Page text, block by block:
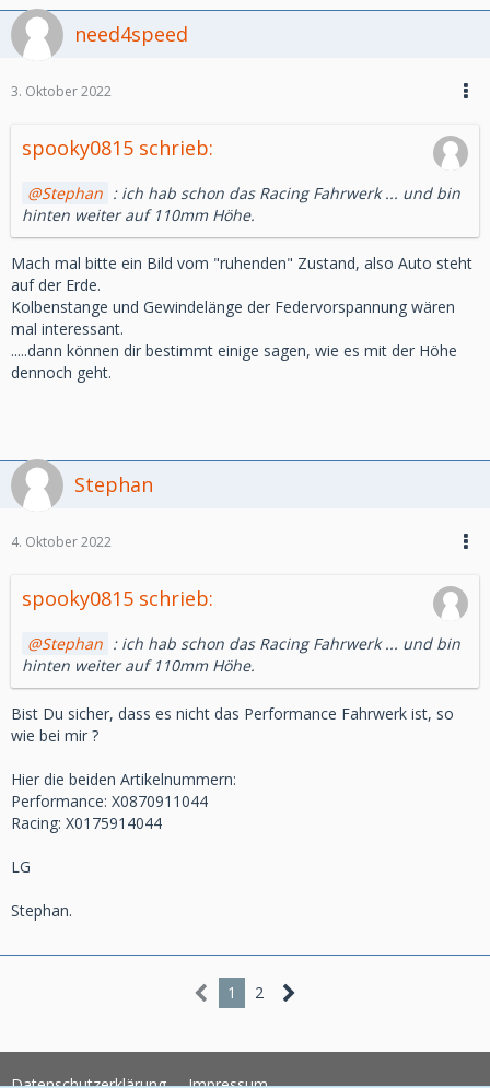
need4speed
3. Oktober 2022
spooky0815 schrieb:
Stephan : ich hab schon das Racing Fahrwerk ... und bin
hinten weiter auf 110mm Höhe.
Mach mal bitte ein Bild vom "ruhenden" Zustand, also Auto steht
auf der Erde.
Kolbenstange und Gewindelänge der Federvorspannung wären
mal interessant.
.....dann können dir bestimmt einige sagen, wie es mit der Höhe
dennoch geht.
Stephan
4. Oktober 2022
spooky0815 schrieb:
Stephan : ich hab schon das Racing Fahrwerk ... und bin
hinten weiter auf 110mm Höhe.
Bist Du sicher, dass es nicht das Performance Fahrwerk ist, so
wie bei mir ?
Hier die beiden Artikelnummern:
Performance: X0870911044
Racing: X0175914044
LG
Stephan.
1 2